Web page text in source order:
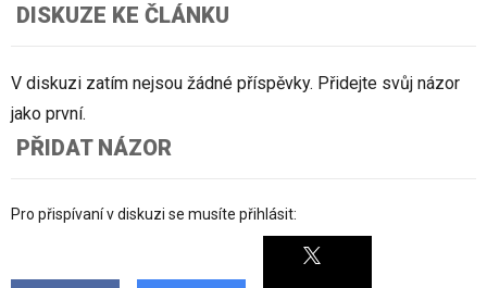
DISKUZE KE ČLÁNKU
V diskuzi zatím nejsou žádné příspěvky. Přidejte svůj názor
jako první.
PŘIDAT NÁZOR
Pro přispívaní v diskuzi se musíte přihlásit: